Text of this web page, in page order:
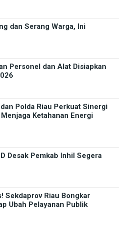
dan Serang Warga, Ini
Personel dan Alat Disiapkan
Polda Riau Perkuat Sinergi
Ketahanan Energi
Desak Pemkab Inhil Segera
Sekdaprov Riau Bongkar
Ubah Pelayanan Publik